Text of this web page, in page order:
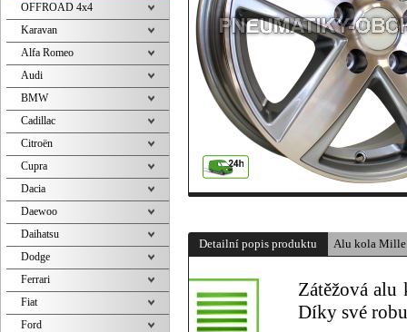
Detailní popis produktu Alu kola Mille
Zátěžová alu
Díky své
OFFROAD 4x4
Karavan
Alfa Romeo
Audi
BMW
Cadillac
Citroën
Cupra
Dacia
Daewoo
Daihatsu
Dodge
Ferrari
Fiat
Ford